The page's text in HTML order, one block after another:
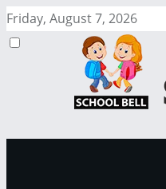
Friday, August 7, 2026